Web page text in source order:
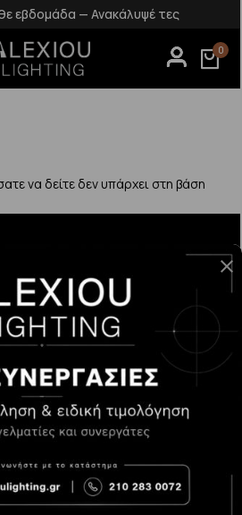
εβδομάδα — Ανακάλυψέ τες
0
να δείτε δεν υπάρχει στη βάση
55, 15232, Χαλάνδρι